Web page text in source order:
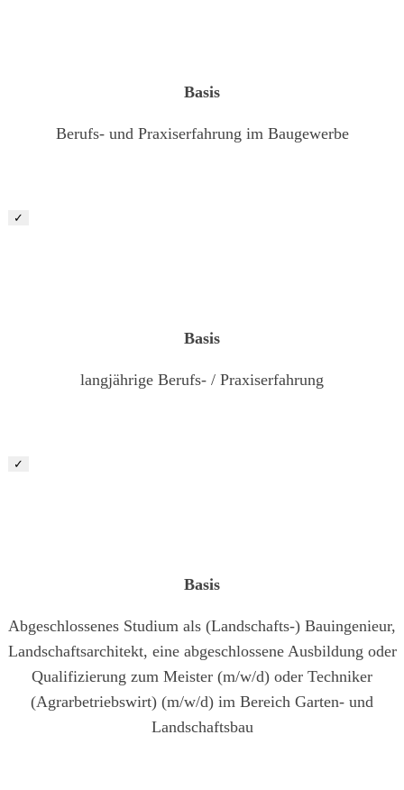
Basis
Berufs- und Praxiserfahrung im Baugewerbe
✓
Basis
langjährige Berufs- / Praxiserfahrung
✓
Basis
Abgeschlossenes Studium als (Landschafts-) Bauingenieur,
Landschaftsarchitekt, eine abgeschlossene Ausbildung oder
Qualifizierung zum Meister (m/w/d) oder Techniker
(Agrarbetriebswirt) (m/w/d) im Bereich Garten- und
Landschaftsbau